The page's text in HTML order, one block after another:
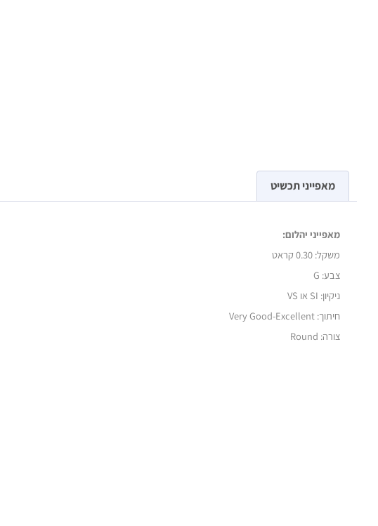
מאפייני תכשיט
מאפייני יהלום:
משקל: 0.30 קראט
צבע: G
ניקיון: SI או VS
חיתוך: Very Good-Excellent
צורה: Round